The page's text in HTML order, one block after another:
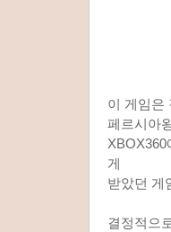
이 게임은
페르시아
게
받았던 게
결정적으